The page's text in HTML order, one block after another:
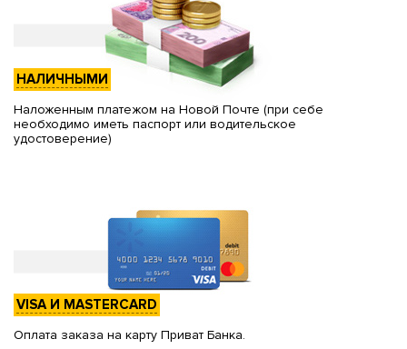
НАЛИЧНЫМИ
Наложенным платежом на Новой Почте (при себе
необходимо иметь паспорт или водительское
удостоверение)
VISA И MASTERCARD
Оплата заказа на карту Приват Банка.